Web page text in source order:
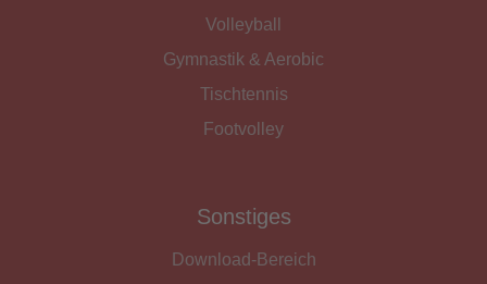
Volleyball
Gymnastik & Aerobic
Tischtennis
Footvolley
Sonstiges
Download-Bereich